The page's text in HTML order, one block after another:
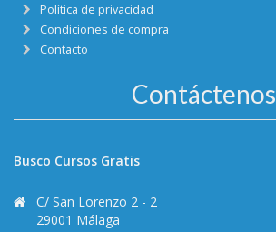
Política de privacidad
Condiciones de compra
Contacto
Contáctenos
Busco Cursos Gratis
C/ San Lorenzo 2 - 2
29001 Málaga